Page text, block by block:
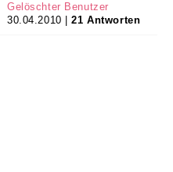
Gelöschter Benutzer
30.04.2010 |21 Antworten